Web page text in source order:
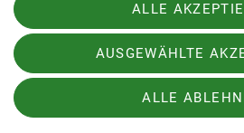
Carolin
ALLE
AUSGEWÄHLTE
ALLE